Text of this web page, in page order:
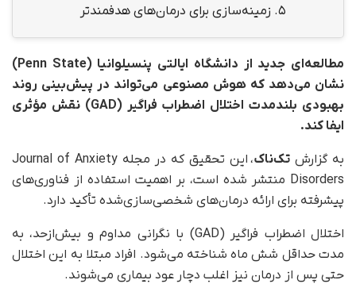
5. زمینه‌سازی برای درمان‌های هدفمندتر
مطالعه‌ای جدید از دانشگاه ایالتی پنسیلوانیا (Penn State)
نشان می‌دهد که هوش مصنوعی می‌تواند در پیش‌بینی روند
بهبودی بلندمدت اختلال اضطراب فراگیر (GAD) نقش مؤثری
ایفا کند.
به گزارش تک‌ناک
، این تحقیق که در مجله Journal of Anxiety
Disorders منتشر شده است، بر اهمیت استفاده از فناوری‌های
پیشرفته برای ارائه درمان‌های شخصی‌سازی‌شده تأکید دارد.
اختلال اضطراب فراگیر (GAD) با نگرانی مداوم و بیش‌ازحد، به
مدت حداقل شش ماه شناخته می‌شود. افراد مبتلا به این اختلال
حتی پس از درمان نیز اغلب دچار عود بیماری می‌شوند.